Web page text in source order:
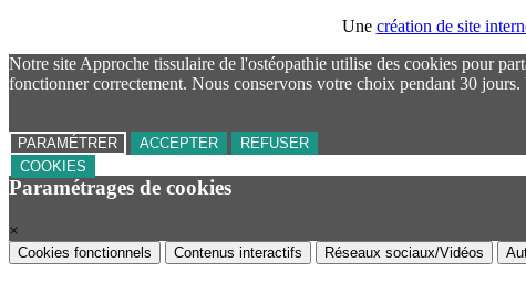
Une création de site
Notre site Approche tissulaire de l'ostéopathie utilise des cookies pour
fonctionner correctement. Nous conservons votre choix pendant 30
PARAMÉTRER ACCEPTER
REFUSER
COOKIES
Paramétrages de cookies
×
Cookies fonctionnels Contenus interactifs Réseaux sociaux/Vidéos